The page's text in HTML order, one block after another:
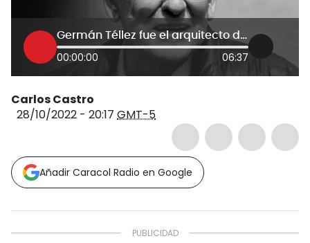
Germán Téllez fue el arquitecto de la restauración del patrimonio nacional
00:00:00 06:37
Carlos Castro
28/10/2022 - 20:17 GMT-5
Añadir Caracol Radio en Google